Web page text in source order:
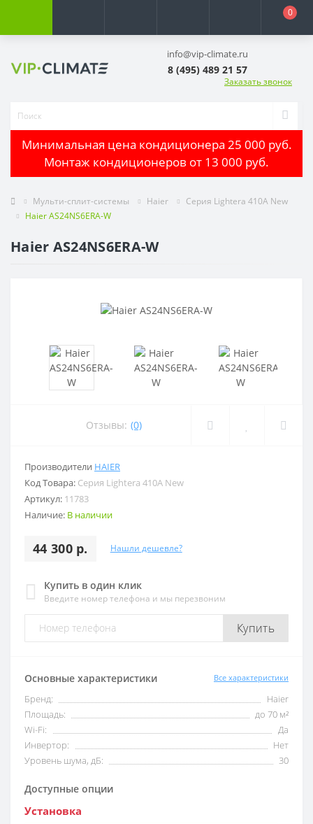
0
info@vip-climate.ru
8 (495) 489 21 57
Заказать звонок
Минимальная цена кондиционера 25 000 руб.
Монтаж кондиционеров от 13 000 руб.
Мульти-сплит-системы Haier
Серия Lightera 410A New
Haier AS24NS6ERA-W
Haier AS24NS6ERA-W
Отзывы: (0)
Производители HAIER
Код Товара: Серия Lightera 410A New
Артикул: 11783
Наличие: В наличии
44 300 р. Нашли дешевле?
Купить в один клик
Введите номер телефона и мы перезвоним
Купить
Основные характеристики Все характеристики
Бренд:
Haier
Площадь:
до 70 м²
Wi-Fi:
Да
Инвертор:
Нет
Уровень шума, дБ:
30
Доступные опции
Установка